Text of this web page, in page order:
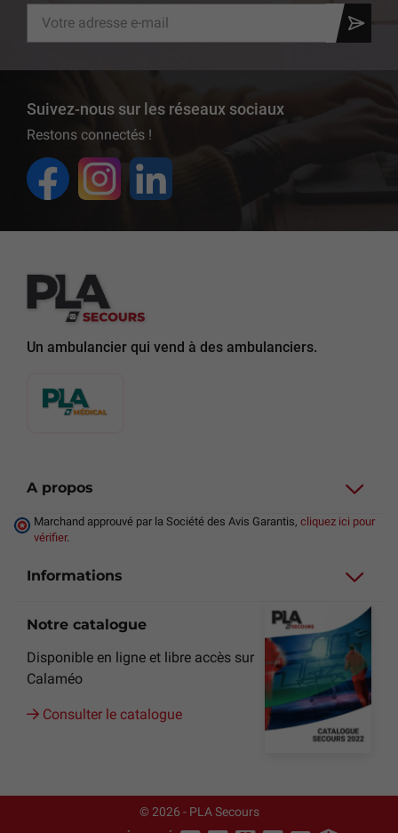
Suivez-nous sur les réseaux sociaux
Restons connectés !
Un ambulancier qui vend à des ambulanciers.
A propos
Marchand approuvé par la Société des Avis Garantis, cliquez ici pour
vérifier.
Informations
Notre catalogue
Disponible en ligne et libre accès sur
Calaméo
Consulter le catalogue
© 2026 - PLA Secours